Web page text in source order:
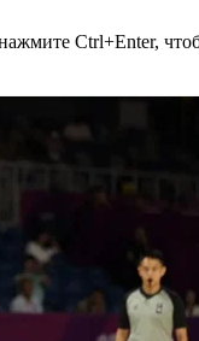
Ctrl+Enter,